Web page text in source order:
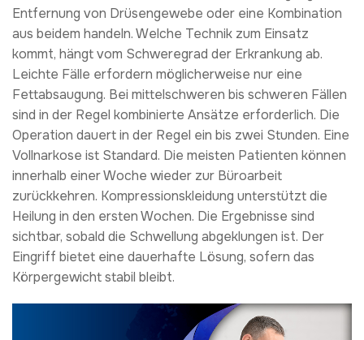
Entfernung von Drüsengewebe oder eine Kombination
aus beidem handeln. Welche Technik zum Einsatz
kommt, hängt vom Schweregrad der Erkrankung ab.
Leichte Fälle erfordern möglicherweise nur eine
Fettabsaugung. Bei mittelschweren bis schweren Fällen
sind in der Regel kombinierte Ansätze erforderlich. Die
Operation dauert in der Regel ein bis zwei Stunden. Eine
Vollnarkose ist Standard. Die meisten Patienten können
innerhalb einer Woche wieder zur Büroarbeit
zurückkehren. Kompressionskleidung unterstützt die
Heilung in den ersten Wochen. Die Ergebnisse sind
sichtbar, sobald die Schwellung abgeklungen ist. Der
Eingriff bietet eine dauerhafte Lösung, sofern das
Körpergewicht stabil bleibt.